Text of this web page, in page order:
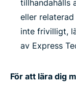
tillhandahålls
eller
inte frivilligt,
av Express
För att lära dig